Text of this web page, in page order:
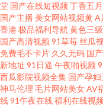
堂 国产在线短视频 丁香五
国产主播 美女网站视频黄A
香港极品福利导航 黄色三
国产高清视频 91草莓 丝瓜
免费毛不卡片 久久无码 国
新地址 91日逼 午夜啪视频
西瓜影院视频全集 国产孕
神马伦理 毛片网站美女AV
线91午夜在线福利在线视